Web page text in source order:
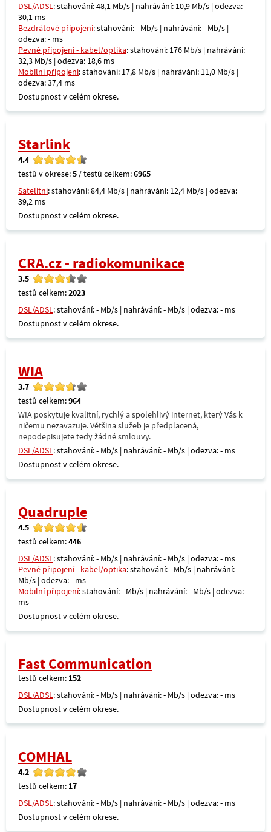
DSL/ADSL: stahování: 48,1 Mb/s | nahrávání: 10,9 Mb/s | odezva:
30,1 ms
Bezdrátové připojení: stahování: - Mb/s | nahrávání: - Mb/s |
odezva: - ms
Pevné připojení - kabel/optika: stahování: 176 Mb/s | nahrávání:
32,3 Mb/s | odezva: 18,6 ms
Mobilní připojení: stahování: 17,8 Mb/s | nahrávání: 11,0 Mb/s |
odezva: 37,4 ms
Dostupnost v celém okrese.
Starlink
4.4
testů v okrese:5 / testů celkem:6965
Satelitní: stahování: 84,4 Mb/s | nahrávání: 12,4 Mb/s | odezva:
39,2 ms
Dostupnost v celém okrese.
CRA.cz - radiokomunikace
3.5
testů celkem:2023
DSL/ADSL: stahování: - Mb/s | nahrávání: - Mb/s | odezva: - ms
Dostupnost v celém okrese.
WIA
3.7
testů celkem:964
WIA poskytuje kvalitní, rychlý a spolehlivý internet, který Vás k
ničemu nezavazuje. Většina služeb je předplacená,
nepodepisujete tedy žádné smlouvy.
DSL/ADSL: stahování: - Mb/s | nahrávání: - Mb/s | odezva: - ms
Dostupnost v celém okrese.
Quadruple
4.5
testů celkem:446
DSL/ADSL: stahování: - Mb/s | nahrávání: - Mb/s | odezva: - ms
Pevné připojení - kabel/optika: stahování: - Mb/s | nahrávání: -
Mb/s | odezva: - ms
Mobilní připojení: stahování: - Mb/s | nahrávání: - Mb/s | odezva: -
ms
Dostupnost v celém okrese.
Fast Communication
testů celkem: 152
DSL/ADSL: stahování: - Mb/s | nahrávání: - Mb/s | odezva: - ms
Dostupnost v celém okrese.
COMHAL
4.2
testů celkem: 17
DSL/ADSL: stahování: - Mb/s | nahrávání: - Mb/s | odezva: - ms
Dostupnost v celém okrese.